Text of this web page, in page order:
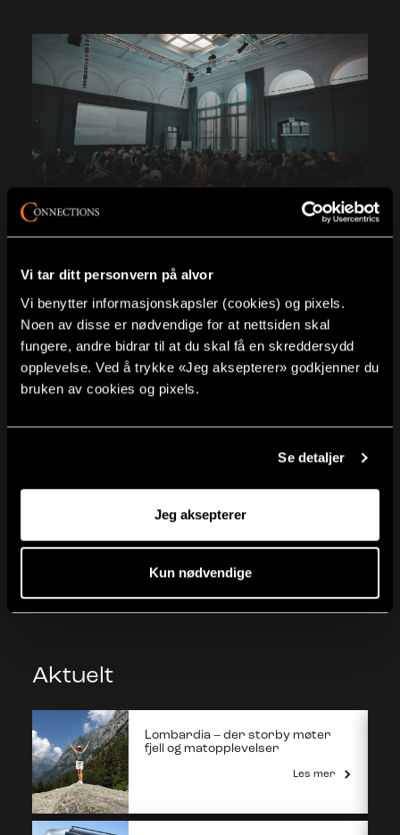
Vi tar ditt personvern på alvor
Vi benytter informasjonskapsler (cookies) og pixels.
Noen av disse er nødvendige for at nettsiden skal
fungere, andre bidrar til at du skal få en skreddersydd
opplevelse. Ved å trykke «Jeg aksepterer» godkjenner du
bruken av cookies og pixels.
Se detaljer
Jeg aksepterer
Kun nødvendige
Event
Les mer
Sports Travel Management
Sports travel to Norway
Aktuelt
Lombardia – der storby møter
fjell og matopplevelser
Les mer